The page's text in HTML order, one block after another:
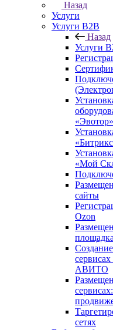
Назад
Услуги
Услуги B2B
Назад
Услуги
«Эвотор»
«Мой
сайты
Ozon
АВИТО
сетях